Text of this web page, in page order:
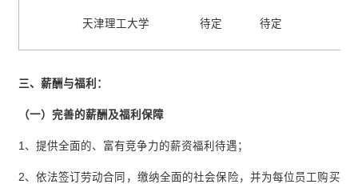
天津理工大学 待定 待定
三、薪酬与福利：
（一）完善的薪酬及福利保障
1、提供全面的、富有竞争力的薪资福利待遇；
2、依法签订劳动合同，缴纳全面的社会保险，并为每位员工购买